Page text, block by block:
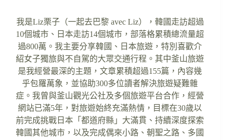
我是Liz栗子（一起去巴黎 avec Liz），韓國走訪超過
10個城市、日本走訪14個城市，部落格累積總流量超
過800萬。我主要分享韓國、日本旅遊，特別喜歡介
紹女子獨旅與不自駕的大眾交通行程。其中釜山旅遊
是我經營最深的主題，文章累積超過155篇，內容幾
乎包羅萬象，並協助300多位讀者解決旅遊疑難雜
症。我曾與釜山觀光公社及多個旅遊平台合作，經營
網站已滿5年，對旅遊始終充滿熱情，目標在30歲以
前完成挑戰日本「都道府縣」大滿貫、持續深度探索
韓國其他城市，以及完成偶來小路、朝聖之路、多國